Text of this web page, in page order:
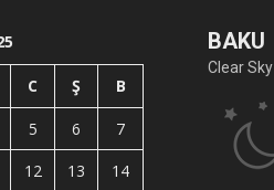
C Ş B
5 6
7
12 13
14
BAKU
Clear Sky